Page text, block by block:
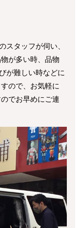
スタッフが伺い、
が多い時、品物
が難しい時などに
ので、お気軽に
でお早めにご連